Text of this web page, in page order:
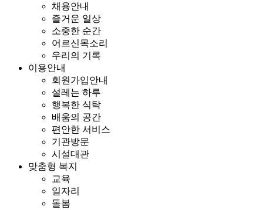
채용안내
즐거운 일상
소중한 순간
어르신목소리
우리의 기록
이용안내
회원가입안내
설레는 하루
행복한 식탁
배움의 공간
편안한 서비스
기관방문
시설대관
맞춤형 복지
교육
일자리
돌봄